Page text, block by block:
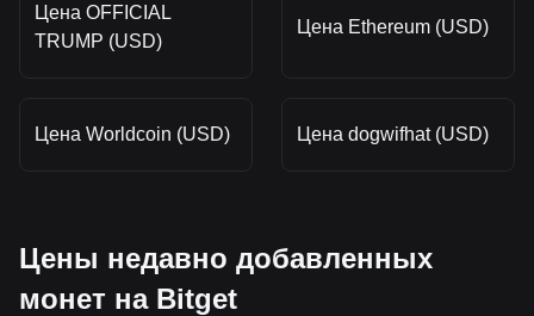
Цена OFFICIAL
TRUMP (USD)
Цена Ethereum (USD)
Цена Worldcoin (USD) Цена dogwifhat (USD)
Цены недавно добавленных
монет на Bitget